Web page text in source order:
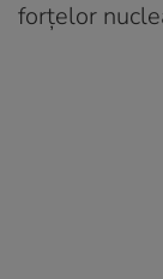
forțelor